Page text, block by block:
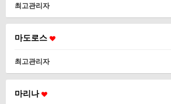
최고관리자
마도로스
최고관리자
마리나